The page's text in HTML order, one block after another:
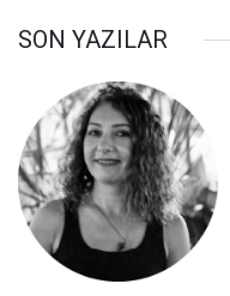
SON YAZILAR